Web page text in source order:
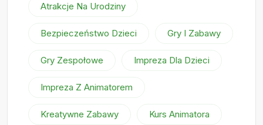
Atrakcje Na Urodziny
Bezpieczeństwo Dzieci Gry I Zabawy
Gry Zespołowe Impreza Dla Dzieci
Impreza Z Animatorem
Kreatywne Zabawy Kurs Animatora